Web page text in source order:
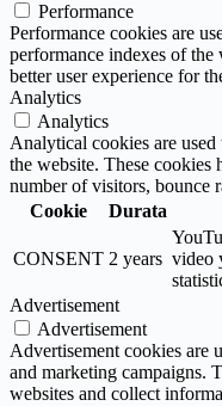
Performance
Performance cookies are
performance indexes of
better user experience for
Analytics
Analytics
Analytical cookies are
the website. These
number of visitors, bounce
Cookie
Durata
CONSENT 2 years video
Advertisement
Advertisement
Advertisement cookies are
and marketing campaigns.
websites and collect